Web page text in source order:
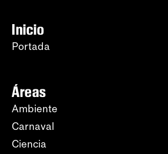
Inicio
Portada
Áreas
Ambiente
Carnaval
Ciencia